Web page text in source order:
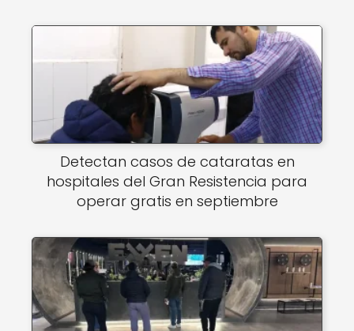
Detectan casos de cataratas en
hospitales del Gran Resistencia para
operar gratis en septiembre